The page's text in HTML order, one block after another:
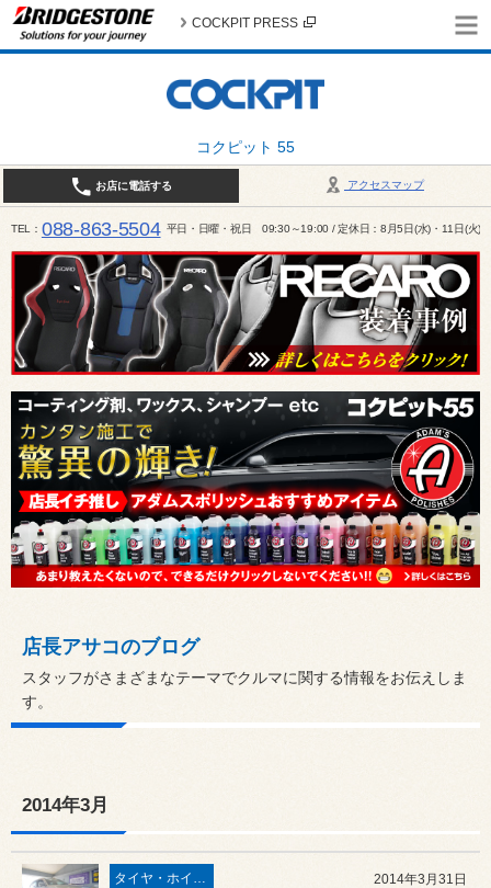
コクピット 55
COCKPIT PRESS
アクセスマップ
お店に電話する
TEL 088-863-5504 平日・日曜・祝日 09:30～19:00 / 定休日：8月5日(水)・11日(火)
店長アサコのブログ
スタッフがさまざまなテーマでクルマに関する情報をお伝えしま
す。
2014年3月
2014年3月31日